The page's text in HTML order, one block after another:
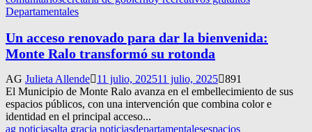
Departamentales
Un acceso renovado para dar la bienvenida:
Monte Ralo transformó su rotonda
AG Julieta Allende 11 julio, 202511 julio, 2025 891
El Municipio de Monte Ralo avanza en el embellecimiento de sus
espacios públicos, con una intervención que combina color e
identidad en el principal acceso...
ag noticiasalta gracia noticiasdepartamentalesespacios